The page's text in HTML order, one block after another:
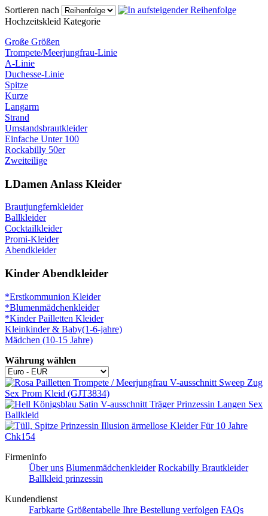
Sortieren nach
Hochzeitskleid Kategorie
Große Größen
Trompete/Meerjungfrau-Linie
A-Linie
Duchesse-Linie
Spitze
Kurze
Langarm
Strand
Umstandsbrautkleider
Einfache Unter 100
Rockabilly 50er
Zweiteilige
LDamen Anlass Kleider
Brautjungfernkleider
Ballkleider
Cocktailkleider
Promi-Kleider
Abendkleider
Kinder Abendkleider
*Erstkommunion Kleider
*Blumenmädchenkleider
*Kinder Pailletten Kleider
Kleinkinder & Baby(1-6-jahre)
Mädchen (10-15 Jahre)
Währung wählen
Firmeninfo
Über uns Blumenmädchenkleider Rockabilly Brautkleider
Ballkleid prinzessin
Kundendienst
Farbkarte Größentabelle Ihre Bestellung verfolgen FAQs